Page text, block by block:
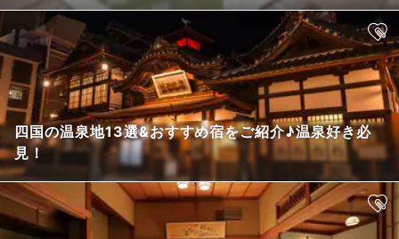
四国の温泉地13選&おすすめ宿をご紹介♪温泉好き必
見！